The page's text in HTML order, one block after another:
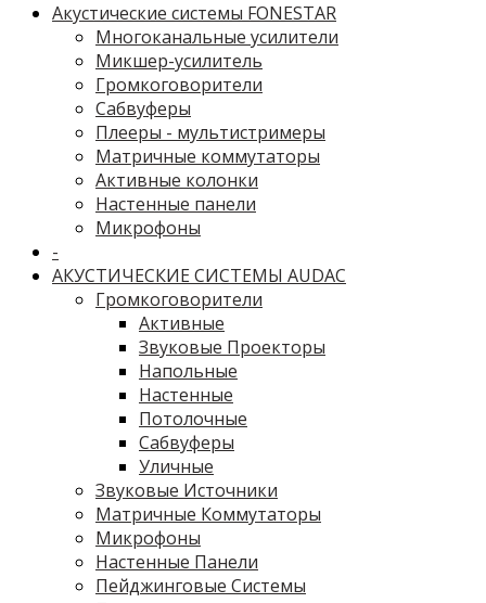
Акустические системы FONESTAR
Многоканальные усилители
Микшер-усилитель
Громкоговорители
Сабвуферы
Плееры - мультистримеры
Матричные коммутаторы
Активные колонки
Настенные панели
Микрофоны
-
АКУСТИЧЕСКИЕ СИСТЕМЫ AUDAC
Громкоговорители
Активные
Звуковые Проекторы
Напольные
Настенные
Потолочные
Сабвуферы
Уличные
Звуковые Источники
Матричные Коммутаторы
Микрофоны
Настенные Панели
Пейджинговые Системы